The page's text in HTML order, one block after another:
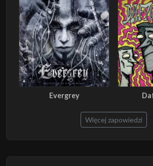
Evergrey
Więcej zapowiedzi